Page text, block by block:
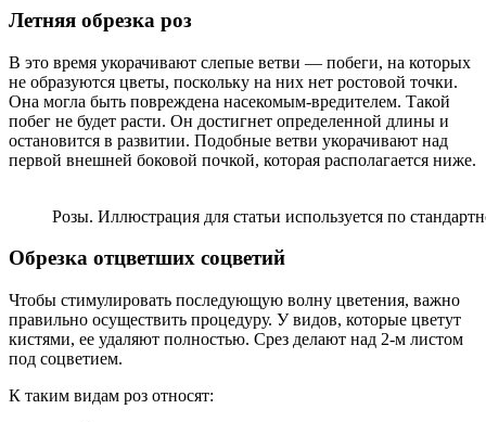
Летняя обрезка роз
В это время укорачивают слепые ветви — побеги, на которых
не образуются цветы, поскольку на них нет ростовой точки.
Она могла быть повреждена насекомым-вредителем. Такой
побег не будет расти. Он достигнет определенной длины и
остановится в развитии. Подобные ветви укорачивают над
первой внешней боковой почкой, которая располагается ниже.
Розы. Иллюстрация для статьи используется по
Обрезка отцветших соцветий
Чтобы стимулировать последующую волну цветения, важно
правильно осуществить процедуру. У видов, которые цветут
кистями, ее удаляют полностью. Срез делают над 2-м листом
под соцветием.
К таким видам роз относят: